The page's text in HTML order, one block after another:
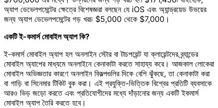
অ্যাপ ডেভেলপমেন্টের ক্ষেত্রে বিশেষজ্ঞরা বলছেন যে iOS এবং অ্যান্ড্রয়েড উভয়ের
জন্য অ্যাপ ডেভেলপমেন্টের গড় খরচ $5,000 থেকে $7,000।
একটি ই-কমার্স মোবাইল অ্যাপ কি?
ই-কমার্স মোবাইল অ্যাপ হল অনলাইন স্টোর বা টাচপয়েন্ট যা ক্লায়েন্টদের ব্র্যান্ডের
মোবাইল অ্যাপের মাধ্যমে অনলাইনে কেনাকাটা করতে সাহায্য করে। আজকাল লোকেরা
মোবাইল অভিজ্ঞতার কারণে অনলাইন বিকল্পগুলির দিকে বেশি ঝুঁকছে, তা কেনাকাটা করা
বা গাড়ি বা সিনেমার টিকিট বুক করা। এই প্রযুক্তি-ভিত্তিক বিশ্বের প্রতিটি ব্যবসাকে
আরও ভিড় জড়ো করতে এবং প্রতিযোগীদের মধ্যে দাঁড়ানোর জন্য একটি ইকমার্স
মোবাইল অ্যাপ তৈরি করতে হবে।